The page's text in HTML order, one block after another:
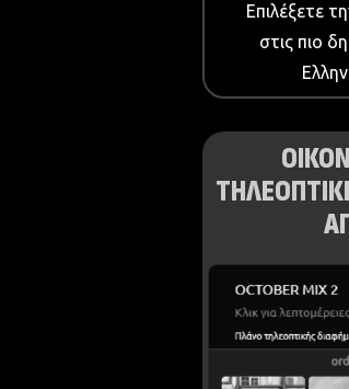
Επιλέξετε
στις πιο